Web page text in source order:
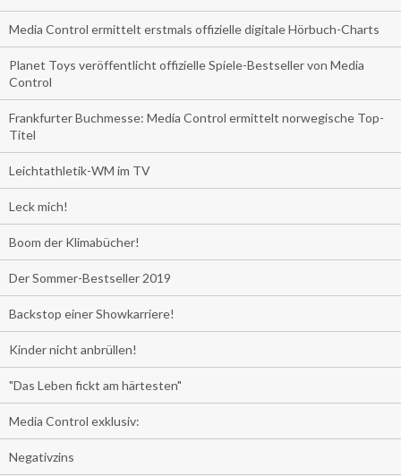
Media Control ermittelt erstmals offizielle digitale Hörbuch-Charts
Planet Toys veröffentlicht offizielle Spiele-Bestseller von Media
Control
Frankfurter Buchmesse: Media Control ermittelt norwegische Top-
Titel
Leichtathletik-WM im TV
Leck mich!
Boom der Klimabücher!
Der Sommer-Bestseller 2019
Backstop einer Showkarriere!
Kinder nicht anbrüllen!
"Das Leben fickt am härtesten"
Media Control exklusiv:
Negativzins